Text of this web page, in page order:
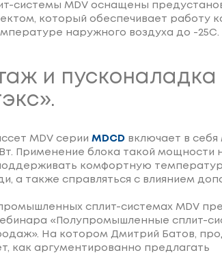
системы MDV оснащены
который обеспечивает работу
наружного воздуха до -25С.
и пусконаладка
MDV серии MDCD включает в себя
Применение блока такой мощности
комфортную
а также справляться с влиянием
сплит-системах MDV
«Полупромышленные сплит-
На котором Дмитрий Батов,
как аргументированно предлагать